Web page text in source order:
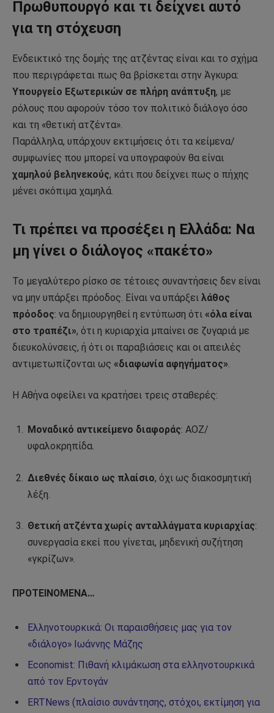
Πρωθυπουργό και τι δείχνει αυτό
για τη στόχευση
Ενδεικτικό της δομής της ατζέντας είναι και το σχήμα
που περιγράφεται πως θα βρίσκεται στην Άγκυρα:
Υπουργείο Εξωτερικών σε πλήρη ανάπτυξη, με
ρόλους που αφορούν τόσο τον πολιτικό διάλογο όσο
και τη «θετική ατζέντα».
Παράλληλα, υπάρχουν εκτιμήσεις ότι τα κείμενα/
συμφωνίες που μπορεί να υπογραφούν θα είναι
χαμηλού βεληνεκούς, κάτι που δείχνει πως ο πήχης
μένει σκόπιμα χαμηλά.
Τι πρέπει να προσέξει η Ελλάδα: Να
μη γίνει ο διάλογος «πακέτο»
Το μεγαλύτερο ρίσκο σε τέτοιες συναντήσεις δεν είναι
να μην υπάρξει πρόοδος. Είναι να υπάρξει λάθος
πρόοδος: να δημιουργηθεί η εντύπωση ότι «όλα είναι
στο τραπέζι», ότι η κυριαρχία μπαίνει σε ζυγαριά με
διευκολύνσεις, ή ότι οι παραβιάσεις και οι απειλές
αντιμετωπίζονται ως «διαφωνία αφηγήματος».
Η Αθήνα οφείλει να κρατήσει τρεις σταθερές:
Μοναδικό αντικείμενο διαφοράς: ΑΟΖ/
υφαλοκρηπίδα.
Διεθνές δίκαιο ως πλαίσιο, όχι ως διακοσμητική
λέξη.
Θετική ατζέντα χωρίς ανταλλάγματα κυριαρχίας:
συνεργασία εκεί που γίνεται, μηδενική συζήτηση
«γκρίζων».
ΠΡΟΤΕΙΝΟΜΕΝΑ…
Ελληνοτουρκικά: Οι παραισθήσεις μας για τον
«διάλογο» Ιωάννης Μάζης
Economist: Πιθανή κλιμάκωση στα ελληνοτουρκικά
από τον Ερντογάν
ERTNews (πλαίσιο συνάντησης, στόχοι, εκτίμηση για